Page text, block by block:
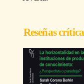
Reseñas